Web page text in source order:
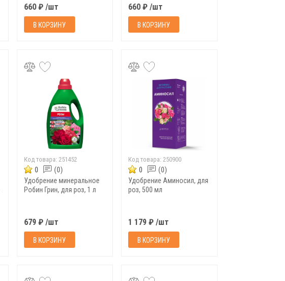
660 ₽ /шт
В КОРЗИНУ
660 ₽ /шт
В КОРЗИНУ
Код товара: 251452
0 (0)
Удобрение минеральное
Робин Грин, для роз, 1 л
679 ₽ /шт
В КОРЗИНУ
Код товара:250900
0 (0)
Удобрение Аминосил, для
роз, 500 мл
1 179 ₽ /шт
В КОРЗИНУ